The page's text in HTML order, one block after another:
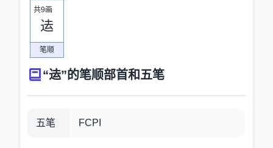
共9画
迲
笔顺
“迲”的笔顺部首和五笔
五笔 FCPI